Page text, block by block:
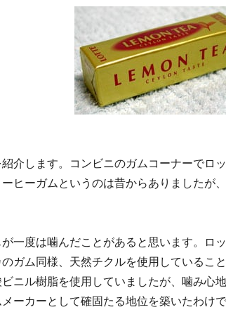
介します。コンビニのガムコーナーでロ
ヒーガムというのは昔からありましたが
一度は噛んだことがあると思います。ロ
ガム同様、天然チクルを使用しているこ
ニル樹脂を使用していましたが、噛み心
ーカーとして確固たる地位を築いたわけで